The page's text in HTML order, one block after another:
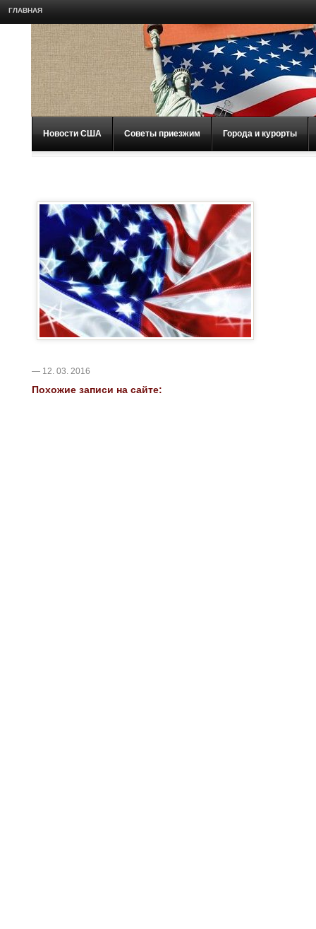
ГЛАВНАЯ
Новости США Советы приезжим Города и курорты
— 12. 03. 2016
Похожие записи на сайте: